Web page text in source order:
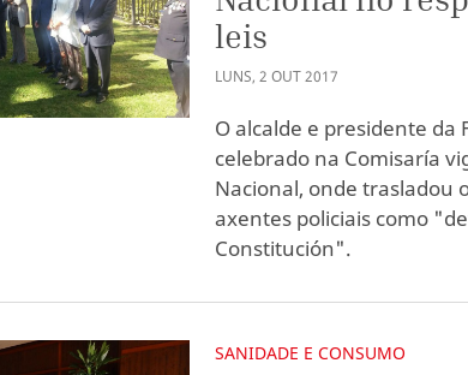
leis
LUNS,2 OUT2017
O alcalde e presidente da
celebrado na Comisaría
Nacional, onde trasladou
axentes policiais como
Constitución".
SANIDADE E CONSUMO